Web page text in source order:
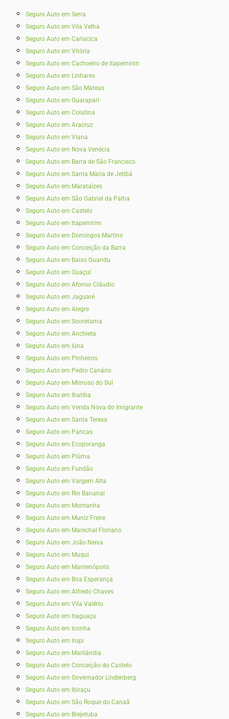
Seguro Auto em Serra
Seguro Auto em Vila Velha
Seguro Auto em Cariacica
Seguro Auto em Vitória
Seguro Auto em Cachoeiro de Itapemirim
Seguro Auto em Linhares
Seguro Auto em São Mateus
Seguro Auto em Guarapari
Seguro Auto em Colatina
Seguro Auto em Aracruz
Seguro Auto em Viana
Seguro Auto em Nova Venécia
Seguro Auto em Barra de São Francisco
Seguro Auto em Santa Maria de Jetibá
Seguro Auto em Marataízes
Seguro Auto em São Gabriel da Palha
Seguro Auto em Castelo
Seguro Auto em Itapemirim
Seguro Auto em Domingos Martins
Seguro Auto em Conceição da Barra
Seguro Auto em Baixo Guandu
Seguro Auto em Guaçuí
Seguro Auto em Afonso Cláudio
Seguro Auto em Jaguaré
Seguro Auto em Alegre
Seguro Auto em Sooretama
Seguro Auto em Anchieta
Seguro Auto em Iúna
Seguro Auto em Pinheiros
Seguro Auto em Pedro Canário
Seguro Auto em Mimoso do Sul
Seguro Auto em Ibatiba
Seguro Auto em Venda Nova do Imigrante
Seguro Auto em Santa Teresa
Seguro Auto em Pancas
Seguro Auto em Ecoporanga
Seguro Auto em Piúma
Seguro Auto em Fundão
Seguro Auto em Vargem Alta
Seguro Auto em Rio Bananal
Seguro Auto em Montanha
Seguro Auto em Muniz Freire
Seguro Auto em Marechal Floriano
Seguro Auto em João Neiva
Seguro Auto em Muqui
Seguro Auto em Mantenópolis
Seguro Auto em Boa Esperança
Seguro Auto em Alfredo Chaves
Seguro Auto em Vila Valério
Seguro Auto em Itaguaçu
Seguro Auto em Iconha
Seguro Auto em Irupi
Seguro Auto em Marilândia
Seguro Auto em Conceição do Castelo
Seguro Auto em Governador Lindenberg
Seguro Auto em Ibiraçu
Seguro Auto em São Roque do Canaã
Seguro Auto em Brejetuba